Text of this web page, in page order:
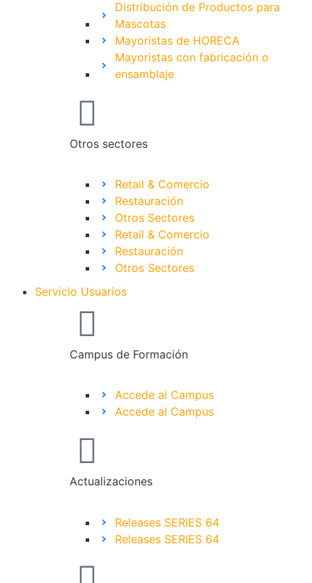
Distribución de Productos para
Mascotas
Mayoristas de HORECA
Mayoristas con fabricación o
ensamblaje
Otros sectores
Retail & Comercio
Restauración
Otros Sectores
Retail & Comercio
Restauración
Otros Sectores
Servicio Usuarios
Campus de Formación
Accede al Campus
Accede al Campus
Actualizaciones
Releases SERIES 64
Releases SERIES 64